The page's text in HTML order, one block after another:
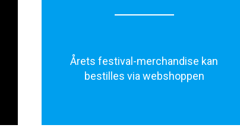
Årets festival-merchandise kan
bestilles via webshoppen